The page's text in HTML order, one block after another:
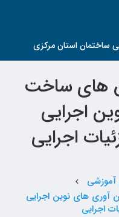
ساختمان استان مرکزی
های ساخت
اجرایی
اجرایی
آموزشی chevron_left
های نوین اجرایی
اجرایی